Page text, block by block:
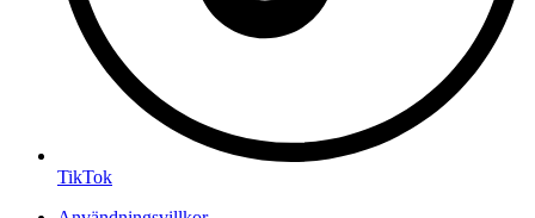
TikTok